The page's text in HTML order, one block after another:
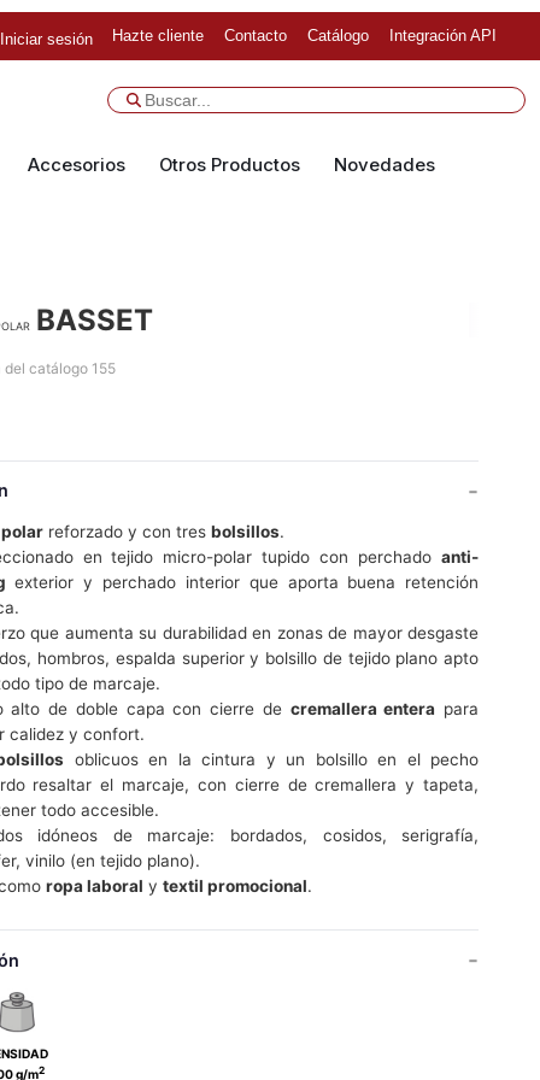
Iniciar sesión Hazte cliente Contacto Catálogo Integración API
Accesorios Otros Productos Novedades
BASSET
del catálogo 155
reforzado y con tres bolsillos.
en tejido micro-polar tupido con perchadoanti-
exterior y perchado interior que aporta buena retención
que aumenta su durabilidad en zonas de mayor desgaste
hombros, espalda superior y bolsillo de tejido plano apto
tipo de marcaje.
alto de doble capa con cierre de cremallera entera para
calidez y confort.
oblicuos en la cintura y un bolsillo en el pecho
resaltar el marcaje, con cierre de cremallera y tapeta,
todo accesible.
idóneos de marcaje: bordados, cosidos, serigrafía,
vinilo (en tejido plano).
ropa laboral y textil promocional.
g/m2